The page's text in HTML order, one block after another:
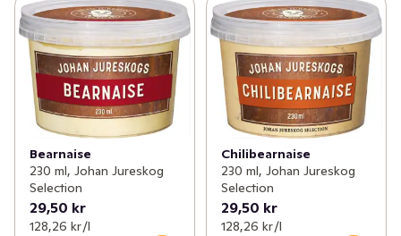
Bearnaise
230 ml, Johan Jureskog
Selection
29,50 kr
128,26 kr /l
Chilibearnaise
230 ml, Johan Jureskog
Selection
29,50 kr
128,26 kr /l